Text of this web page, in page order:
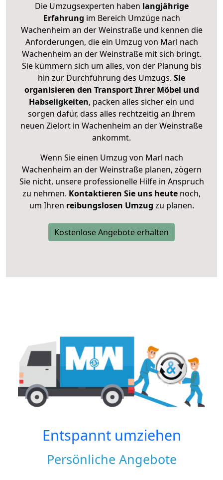
Die Umzugsexperten haben langjährige
Erfahrung im Bereich Umzüge nach
Wachenheim an der Weinstraße und kennen die
Anforderungen, die ein Umzug von Marl nach
Wachenheim an der Weinstraße mit sich bringt.
Sie kümmern sich um alles, von der Planung bis
hin zur Durchführung des Umzugs. Sie
organisieren den Transport Ihrer Möbel und
Habseligkeiten, packen alles sicher ein und
sorgen dafür, dass alles rechtzeitig an Ihrem
neuen Zielort in Wachenheim an der Weinstraße
ankommt.
Wenn Sie einen Umzug von Marl nach
Wachenheim an der Weinstraße planen, zögern
Sie nicht, unsere professionelle Hilfe in Anspruch
zu nehmen. Kontaktieren Sie uns heute noch,
um Ihren reibungslosen Umzug zu planen.
Kostenlose Angebote erhalten
Entspannt umziehen
Persönliche Angebote